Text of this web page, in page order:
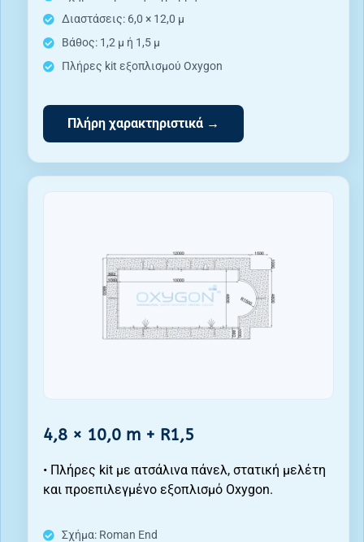
Διαστάσεις: 6,0 × 12,0 μ
Βάθος: 1,2 μ ή 1,5 μ
Πλήρες kit εξοπλισμού Oxygon
Πλήρη χαρακτηριστικά →
4,8 × 10,0 m + R1,5
• Πλήρες kit με ατσάλινα πάνελ, στατική μελέτη
και προεπιλεγμένο εξοπλισμό Oxygon.
Σχήμα: Roman End